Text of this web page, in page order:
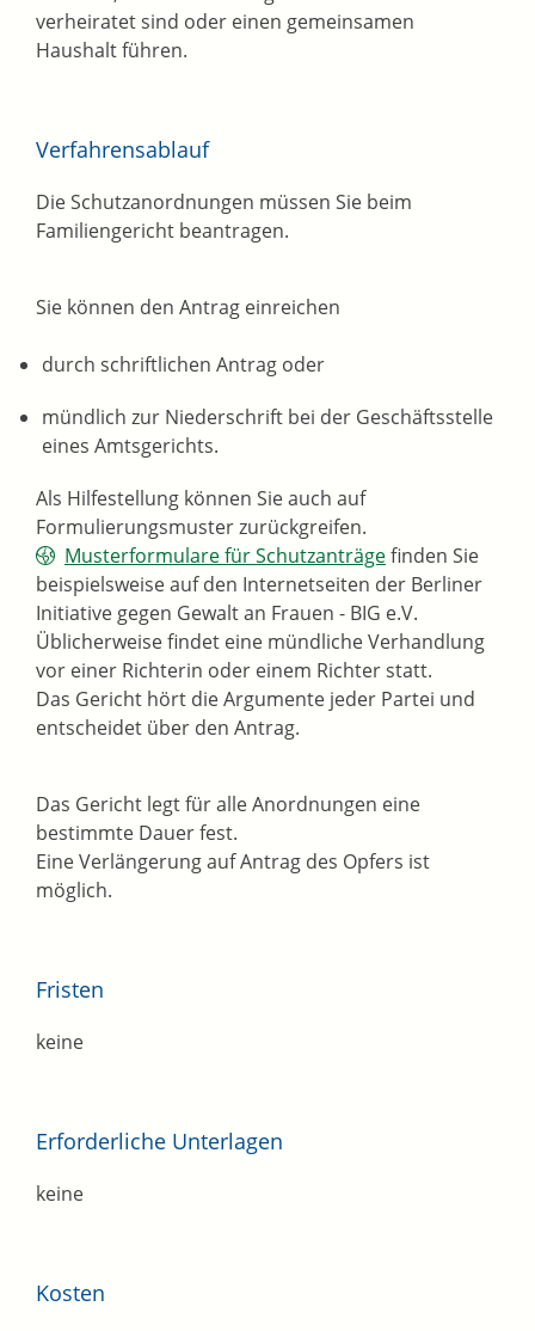
verheiratet sind oder einen gemeinsamen
Haushalt führen.
Verfahrensablauf
Die Schutzanordnungen müssen Sie beim
Familiengericht beantragen.
Sie können den Antrag einreichen
durch schriftlichen Antrag oder
mündlich zur Niederschrift bei der Geschäftsstelle
eines Amtsgerichts.
Als Hilfestellung können Sie auch auf
Formulierungsmuster zurückgreifen.
Musterformulare für Schutzanträgefinden Sie
beispielsweise auf den Internetseiten der Berliner
Initiative gegen Gewalt an Frauen - BIG e.V.
Üblicherweise findet eine mündliche Verhandlung
vor einer Richterin oder einem Richter statt.
Das Gericht hört die Argumente jeder Partei und
entscheidet über den Antrag.
Das Gericht legt für alle Anordnungen eine
bestimmte Dauer fest.
Eine Verlängerung auf Antrag des Opfers ist
möglich.
Fristen
keine
Erforderliche Unterlagen
keine
Kosten